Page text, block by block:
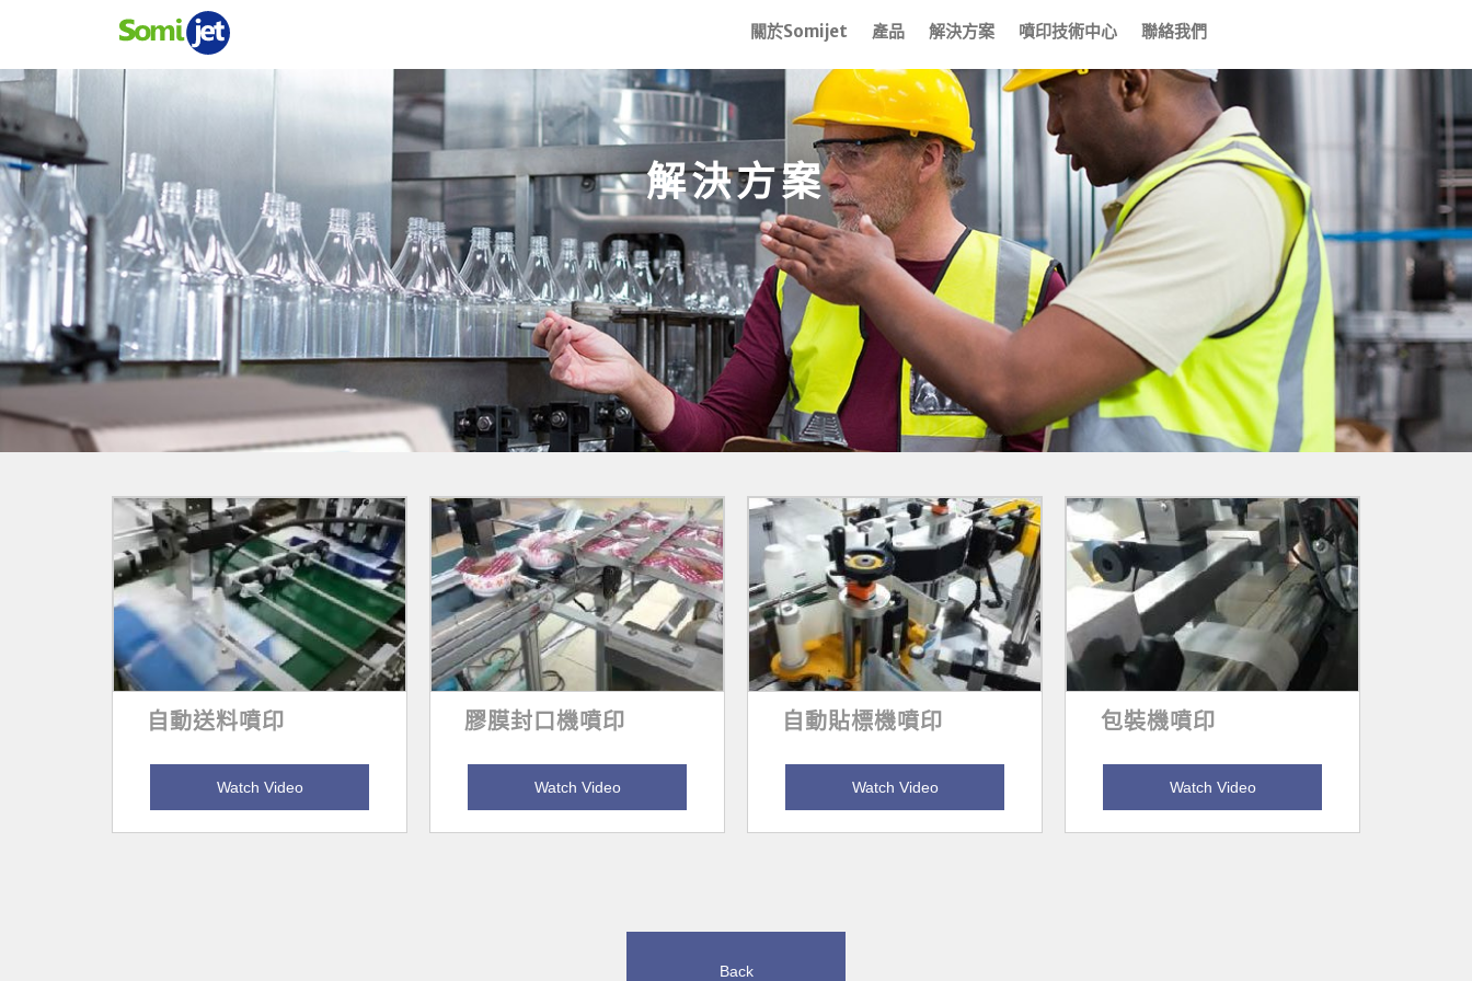
關於Somijet 產品 解決方案 噴印技術中心 聯絡我們
解決方案
自動送料噴印
Watch Video
膠膜封口機噴印
Watch Video
自動貼標機噴印
Watch Video
包裝機噴印
Watch Video
Back